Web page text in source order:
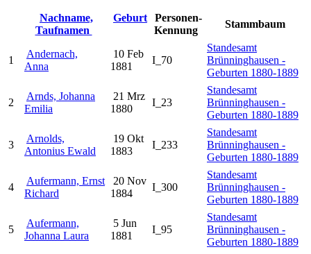
Nachname,
Taufnamen
Geburt
Personen-
Kennung
Stammbaum
1
Andernach,
Anna
10 Feb
1881
I_70
Standesamt
Brünninghausen -
Geburten 1880-1889
2
Arnds, Johanna
Emilia
21 Mrz
1880
I_23
Standesamt
Brünninghausen -
Geburten 1880-1889
3
Arnolds,
Antonius Ewald
19 Okt
1883
I_233
Standesamt
Brünninghausen -
Geburten 1880-1889
4
Aufermann, Ernst
Richard
20 Nov
1884
I_300
Standesamt
Brünninghausen -
Geburten 1880-1889
5
Aufermann,
Johanna Laura
5 Jun
1881
I_95
Standesamt
Brünninghausen -
Geburten 1880-1889